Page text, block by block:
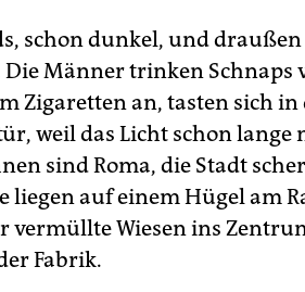
schon dunkel, und
Die Männer trinken Schnaps
Zigaretten an, tasten sich
weil das Licht schon
sind Roma, die Stadt
liegen auf einem Hügel am
vermüllte Wiesen ins
Fabrik.